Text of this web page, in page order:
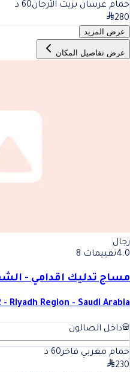
حمام عرسان بزيت الأرجان60 د
280
عرض المزيد
عرض تفاصيل المكان
رجال
4.0تقييمات 8
مساج تدليك اقدامي -
- Riyadh Region - Saudi Arabia
داخل الصالون
حمام مغربي فاخر60 د
230